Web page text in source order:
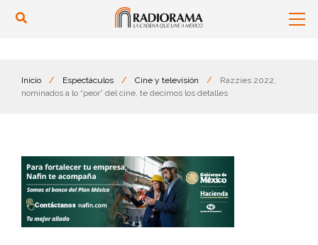
Inicio / Espectáculos / Cine y televisión /
Razzies 2022,
nominados a lo “peor” del cine, te decimos los detalles